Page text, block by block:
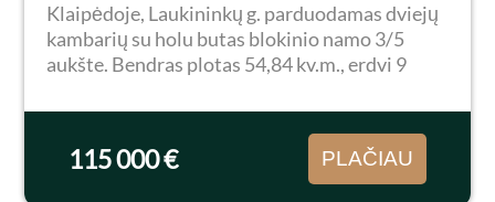
Klaipėdoje, Laukininkų g. parduodamas dviejų
kambarių su holu butas blokinio namo 3/5
aukšte. Bendras plotas 54,84 kv.m., erdvi 9
Butas tvarkingas, erdvus, labai šiltas bei
115 000 € PLAČIAU